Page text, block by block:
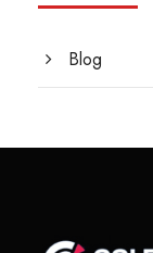
Blog